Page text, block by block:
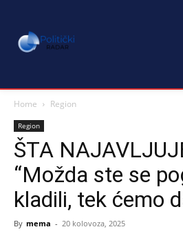
Home Region
Region
ŠTA
“Možda ste se
kladili, tek ćemo
By mema - 20 kolovoza, 2025